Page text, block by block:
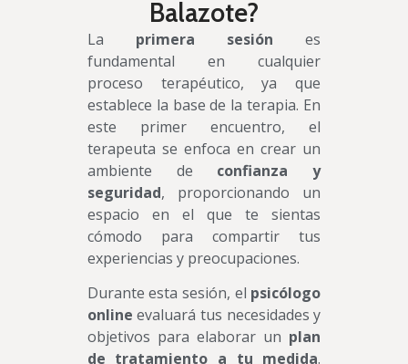
Balazote?
La primera sesión es
fundamental en cualquier
proceso terapéutico, ya que
establece la base de la terapia. En
este primer encuentro, el
terapeuta se enfoca en crear un
ambiente de confianza y
seguridad, proporcionando un
espacio en el que te sientas
cómodo para compartir tus
experiencias y preocupaciones.
Durante esta sesión, el psicólogo
online evaluará tus necesidades y
objetivos para elaborar un plan
de tratamiento a tu medida.